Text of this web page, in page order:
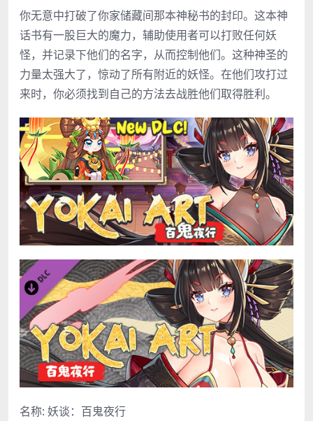
你无意中打破了你家储藏间那本神秘书的封印。这本神
话书有一股巨大的魔力，辅助使用者可以打败任何妖
怪，并记录下他们的名字，从而控制他们。这种神圣的
力量太强大了，惊动了所有附近的妖怪。在他们攻打过
来时，你必须找到自己的方法去战胜他们取得胜利。
名称: 妖谈：百鬼夜行